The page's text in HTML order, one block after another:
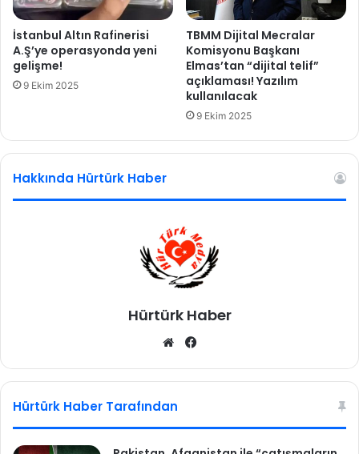
ı
ğ
ı
İstanbul Altın Rafinerisi
A.Ş’ye operasyonda yeni
gelişme!
9 Ekim 2025
TBMM Dijital Mecralar
Komisyonu Başkanı
Elmas’tan “dijital telif”
açıklaması! Yazılım
kullanılacak
9 Ekim 2025
Hakkında Hürtürk Haber
Hürtürk Haber
We
sit bo
Hürtürk Haber Tarafından